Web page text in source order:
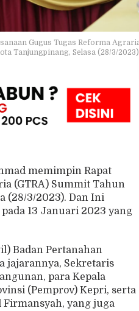
Gugus Tugas Reforma
Tanjungpinang, Selasa (28/3/
memimpin Rapat
(GTRA) Summit Tahun
(28/3/2023). Dan Ini
13 Januari 2023 yang
Badan Pertanahan
jajarannya, Sekretaris
para Kepala
(Pemprov) Kepri, serta
yang juga